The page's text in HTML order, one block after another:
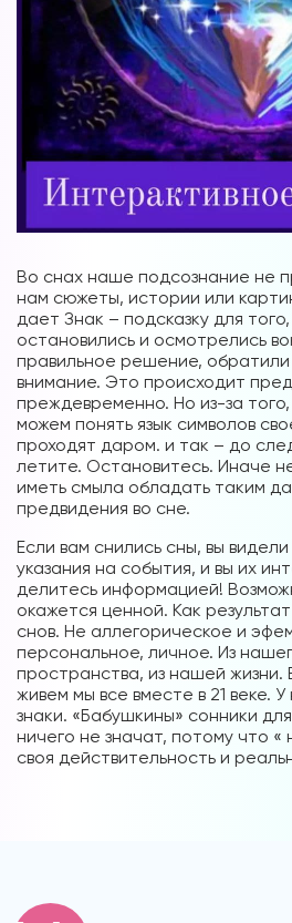
Во снах наше подсознание не
нам сюжеты, истории или
дает Знак – подсказку для
остановились и осмотрелись
правильное решение,
внимание. Это происходит
преждевременно. Но из-за
можем понять язык символов
проходят даром. и так – до
летите. Остановитесь. Иначе
иметь смыла обладать таким
предвидения во сне.
Если вам снились сны, вы
указания на события, и вы их
делитесь информацией!
окажется ценной. Как
снов. Не аллегорическое и
персональное, личное. Из
пространства, из нашей жизни.
живем мы все вместе в 21 веке.
знаки. «Бабушкины» сонники
ничего не значат, потому что
своя действительность и